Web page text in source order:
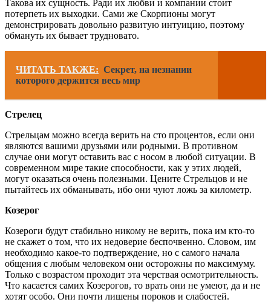
Такова их сущность. Ради их любви и компании стоит
потерпеть их выходки. Сами же Скорпионы могут
демонстрировать довольно развитую интуицию, поэтому
обмануть их бывает трудновато.
ЧИТАТЬ ТАКЖЕ: Секрет, на незнании
которого держится весь мир
Стрелец
Стрельцам можно всегда верить на сто процентов, если они
являются вашими друзьями или родными. В противном
случае они могут оставить вас с носом в любой ситуации. В
современном мире такие способности, как у этих людей,
могут оказаться очень полезными. Цените Стрельцов и не
пытайтесь их обманывать, ибо они чуют ложь за километр.
Козерог
Козероги будут стабильно никому не верить, пока им кто-то
не скажет о том, что их недоверие беспочвенно. Словом, им
необходимо какое-то подтверждение, но с самого начала
общения с любым человеком они осторожны по максимуму.
Только с возрастом проходит эта черствая осмотрительность.
Что касается самих Козерогов, то врать они не умеют, да и не
хотят особо. Они почти лишены пороков и слабостей.